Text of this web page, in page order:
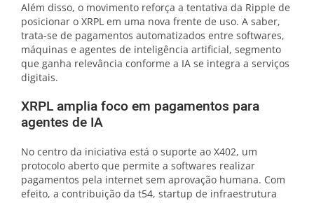
Além disso, o movimento reforça a tentativa da Ripple de
posicionar o XRPL em uma nova frente de uso. A saber,
trata-se de pagamentos automatizados entre softwares,
máquinas e agentes de inteligência artificial, segmento
que ganha relevância conforme a IA se integra a serviços
digitais.
XRPL amplia foco em pagamentos para
agentes de IA
No centro da iniciativa está o suporte ao X402, um
protocolo aberto que permite a softwares realizar
pagamentos pela internet sem aprovação humana. Com
efeito, a contribuição da t54, startup de infraestrutura